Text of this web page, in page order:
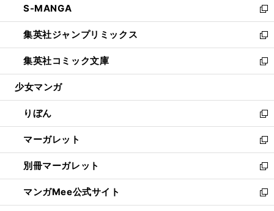
く
で
開
く
ド
ウ
で
開
く
ィ
ン
ド
ウ
で
開
い
ウ
ィ
ン
ド
ウ
開
く
S-MANGA
新
し
い
ウ
ィ
ン
ウ
で
開
く
集英社ジャンプリミックス
新
し
い
ウ
ン
ド
ウ
で
開
く
集英社コミック文庫
新
し
ウ
ィ
ン
ド
ウ
で
開
く
少女マンガ
りぼん
新
し
い
ウ
ィ
ン
ド
ウ
マーガレット
新
し
い
ウ
ィ
ン
別冊マーガレット
新
し
い
ウ
マンガMee公式サイト
新
し